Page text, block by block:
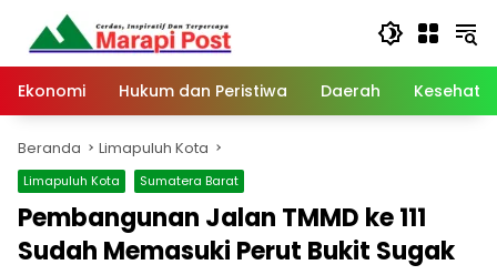
Langsung
konten
Ekonomi
Hukum dan Peristiwa Daerah
Beranda Limapuluh Kota
Limapuluh Kota Sumatera Barat
Pembangunan Jalan TMMD ke 111
Sudah Memasuki Perut Bukit Sugak